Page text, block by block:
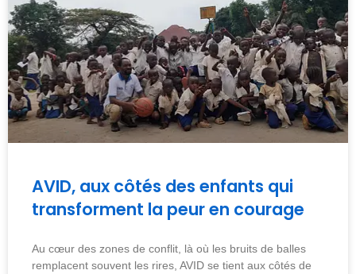
AVID, aux côtés des enfants qui
transforment la peur en courage
Au cœur des zones de conflit, là où les bruits de balles
remplacent souvent les rires, AVID se tient aux côtés de